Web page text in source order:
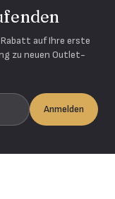
Rabatt auf Ihre erste
zu neuen Outlet-
Anmelden